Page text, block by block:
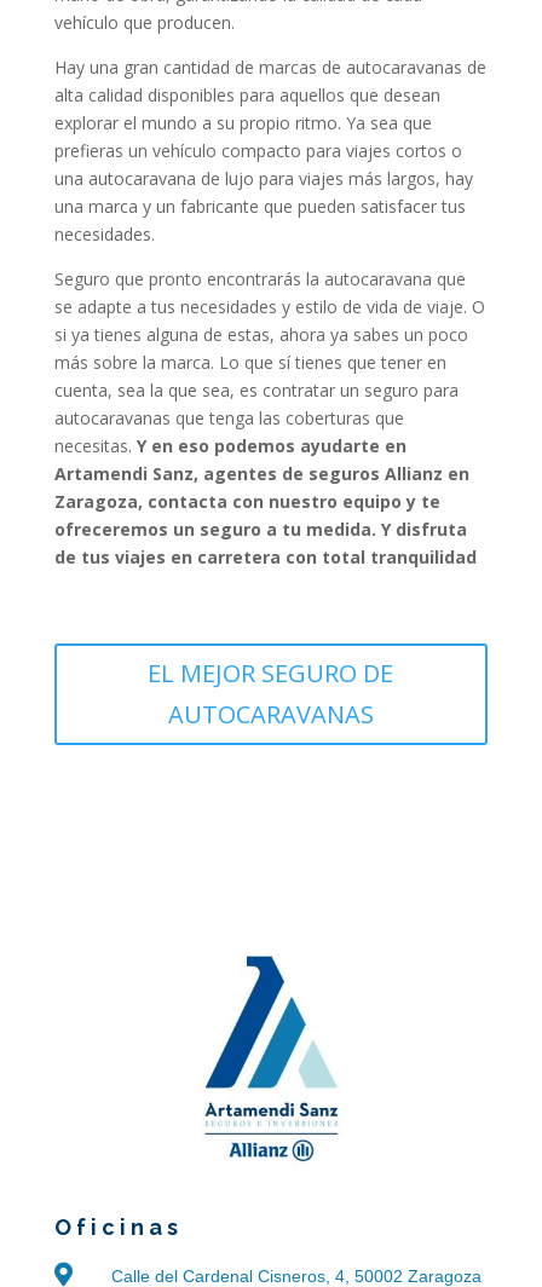
vehículo que producen.
Hay una gran cantidad de marcas de autocaravanas de
alta calidad disponibles para aquellos que desean
explorar el mundo a su propio ritmo. Ya sea que
prefieras un vehículo compacto para viajes cortos o
una autocaravana de lujo para viajes más largos, hay
una marca y un fabricante que pueden satisfacer tus
necesidades.
Seguro que pronto encontrarás la autocaravana que
se adapte a tus necesidades y estilo de vida de viaje.‌ O
si ya tienes alguna de estas, ahora ya sabes un poco
más sobre la marca. Lo que sí tienes que tener en
cuenta, sea la que sea, es contratar un seguro para
autocaravanas que tenga las coberturas que
necesitas. Y en eso podemos ayudarte en
Artamendi Sanz, agentes de seguros Allianz en
Zaragoza, contacta con nuestro equipo y te
ofreceremos un seguro a tu medida. Y disfruta
de tus viajes en carretera con total tranquilidad
EL MEJOR SEGURO DE
AUTOCARAVANAS
Oficinas

Calle del Cardenal Cisneros, 4, 50002 Zaragoza